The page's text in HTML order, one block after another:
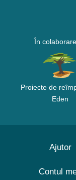
În
Proiecte de
Eden
Ajutor
Contul